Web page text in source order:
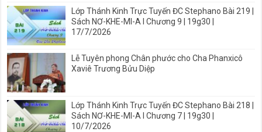
Lớp Thánh Kinh Trực Tuyến ĐC Stephano Bài 219 |
Sách NƠ-KHE-MI-A I Chương 9 | 19g30 |
17/7/2026
Lễ Tuyên phong Chân phước cho Cha Phanxicô
Xaviê Trương Bửu Diệp
Lớp Thánh Kinh Trực Tuyến ĐC Stephano Bài 218 |
Sách NƠ-KHE-MI-A I Chương 7 | 19g30 |
10/7/2026